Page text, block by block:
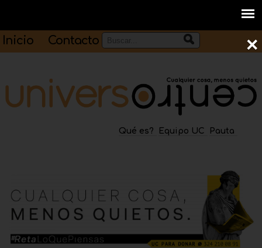
Inicio Contacto
Qué es? Equipo UC Pauta
×